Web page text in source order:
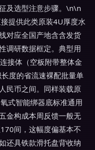
及选型注意步骤。\n\n
提供此类原装4U厚度水
对应全国产地含含发货
调研数据框定。典型用
接体（空板附带整体金
度的省流速裸配批量单
民币之间。同样装载原
式智能绑器底标准通用
金构成本周反馈一般无
间，这幅度偏基本不
还具铁款滑托盘背收纳